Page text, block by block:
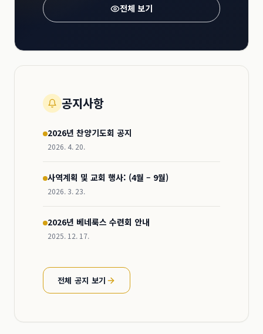
전체 보기
공지사항
2026년 찬양기도회 공지
2026. 4. 20.
사역계획 및 교회 행사: (4월 – 9월)
2026. 3. 23.
2026년 베네룩스 수련회 안내
2025. 12. 17.
전체 공지 보기